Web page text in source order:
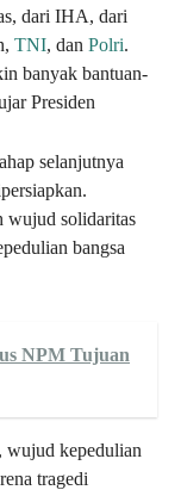
dari IHA, dari
TNI, dan Polri.
banyak bantuan-
Presiden
selanjutnya
wujud solidaritas
bangsa
NPM Tujuan
wujud kepedulian
tragedi